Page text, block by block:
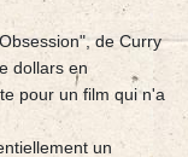
de Curry
dollars en
pour un film qui n'a
un